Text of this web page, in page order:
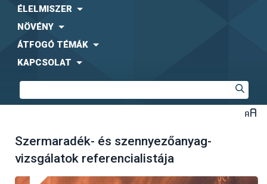
ÉLELMISZER
NÖVÉNY
ÁTFOGÓ TÉMÁK
KAPCSOLAT
Szermaradék- és szennyezőanyag-
vizsgálatok referencialistája